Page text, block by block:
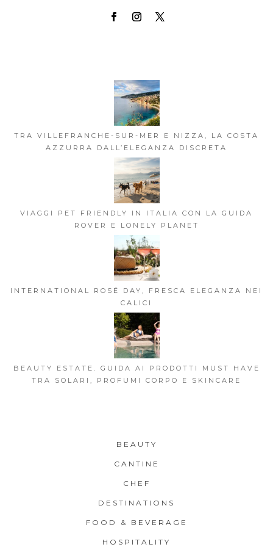
TRA VILLEFRANCHE-SUR-MER E NIZZA, LA COSTA
AZZURRA DALL’ELEGANZA DISCRETA
VIAGGI PET FRIENDLY IN ITALIA CON LA GUIDA
ROVER E LONELY PLANET
INTERNATIONAL ROSÉ DAY, FRESCA ELEGANZA NEI
CALICI
BEAUTY ESTATE. GUIDA AI PRODOTTI MUST HAVE
TRA SOLARI, PROFUMI CORPO E SKINCARE
BEAUTY
CANTINE
CHEF
DESTINATIONS
FOOD & BEVERAGE
HOSPITALITY